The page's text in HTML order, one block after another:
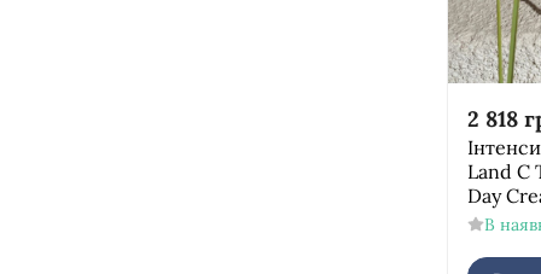
2 818
Land C
Day
В